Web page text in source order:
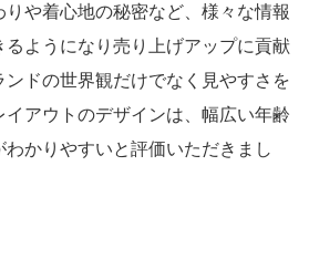
や着心地の秘密など、様々な情報
るようになり売り上げアップに貢献
ドの世界観だけでなく見やすさを
アウトのデザインは、幅広い年齢
わかりやすいと評価いただきまし